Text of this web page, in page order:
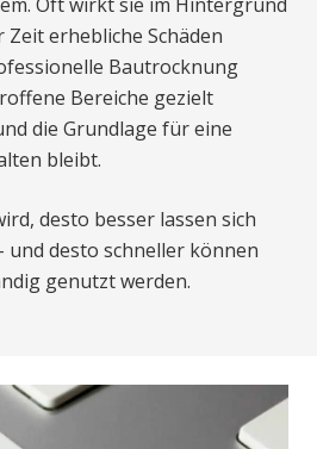
erhebliche Schäden
Bautrocknung
Bereiche gezielt
die Grundlage für eine
bleibt.
desto besser lassen sich
und desto schneller können
genutzt werden.